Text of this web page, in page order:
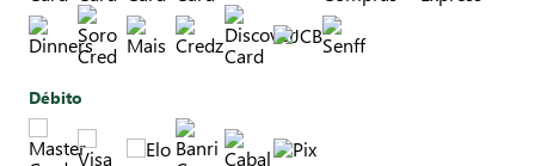
Débito